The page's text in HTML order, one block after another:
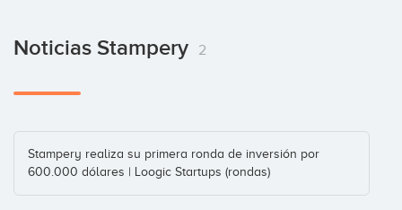
Noticias Stampery 2
Stampery realiza su primera ronda de inversión por
600.000 dólares | Loogic Startups (rondas)